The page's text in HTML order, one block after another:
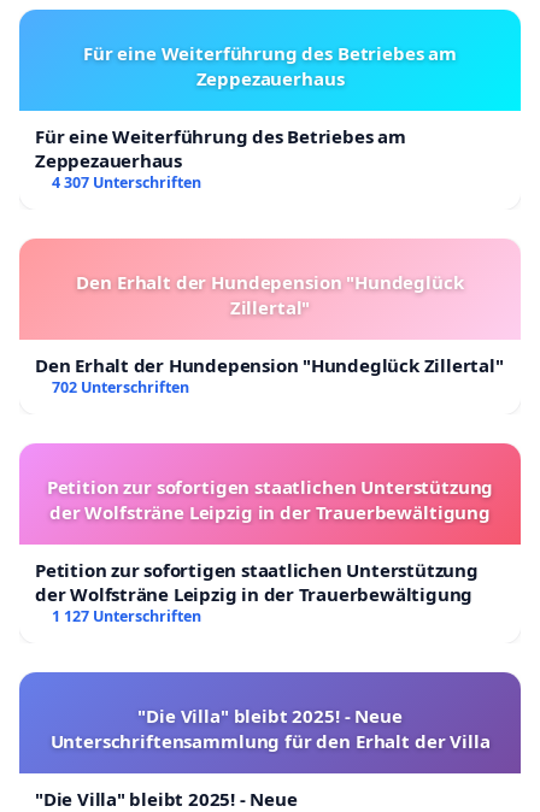
Für eine Weiterführung des Betriebes am
Zeppezauerhaus
Für eine Weiterführung des Betriebes am
Zeppezauerhaus
4 307 Unterschriften
Den Erhalt der Hundepension "Hundeglück
Zillertal"
Den Erhalt der Hundepension "Hundeglück Zillertal"
702 Unterschriften
Petition zur sofortigen staatlichen Unterstützung
der Wolfsträne Leipzig in der Trauerbewältigung
Petition zur sofortigen staatlichen Unterstützung
der Wolfsträne Leipzig in der Trauerbewältigung
1 127 Unterschriften
"Die Villa" bleibt 2025! - Neue
Unterschriftensammlung für den Erhalt der Villa
"Die Villa" bleibt 2025! - Neue